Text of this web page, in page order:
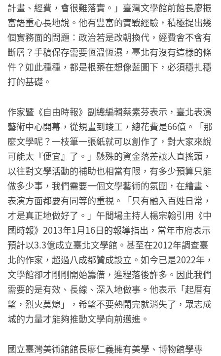
計畫、經費，會很難落實。」臺灣文學館前館長廖振
富語重心長地說。他有豐富的實戰經驗，積極提出幾
個實務面的問題：政治若是改朝換代，經費會不會有
斷層？手稿保存需要恆溫恆濕，臺北有沒有這樣的條
件？如此種種，都是根築在想像藍圖下，必須穩扎穩
打的基礎。
作家暨《自由時報》副總編輯蔡素芬表示，臺北表演
藝術中心開幕，從規畫到竣工，總花費是66億。「那
麼文學呢？一枝筆一張紙就可以創作了，對大家來說
可能太『便宜』了。」懸殊的資金落差讓人直搖頭，
以往對文學活動的補助也相當有限，有多少預算只能
做多少事，我們需要一個文學藝術的氛圍，在繪畫、
表演方面都要有同等的重視。「只有融入百姓日常，
才是真正地做好了。」午間場主持人楊宗翰引用《中
國時報》2013年1月16日的報導指出，當年市府表示
預計以3.3億成立臺北文學館。甚至在2012年調查臺
北的作家，超過八成都贊成設立。如今已是2022年，
文學館卻才剛剛開始籌備，進程落後許多。因此我們
需要的是有效、長線、深入地做事。他表示「起厝有
望，烈火莫熄」，希望不要熱鬧完就消失了，眾志成
城的力量才能夠推動文學向前邁進。
國立臺灣美術館館長廖仁義擁有美學、博物館學專